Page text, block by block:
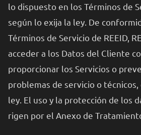
lo dispuesto en los Términos de
según lo exija la ley. De
Términos de Servicio de REEID,
acceder a los Datos del Cliente
proporcionar los Servicios o
problemas de servicio o
ley. El uso y la protección de los
rigen por el Anexo de